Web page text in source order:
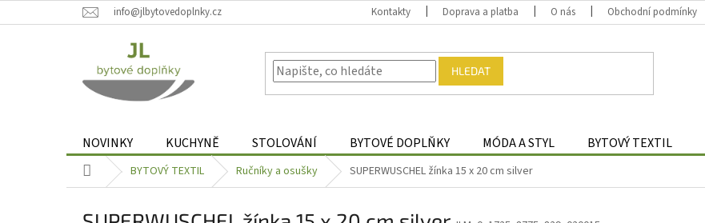
na
info@jlbytovedoplnky.cz Kontakty Doprava a platba O nás Obchodní podmínky
HLEDAT
NOVINKY KUCHYNĚ STOLOVÁNÍ BYTOVÉ DOPLŇKY MÓDA A STYL BYTOVÝ TEXTIL
Domů BYTOVÝ TEXTIL Ručníky a osušky SUPERWUSCHEL žínka 15 x 20 cm silver